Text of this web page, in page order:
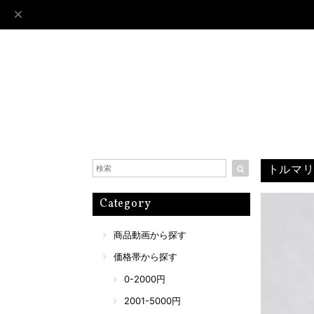
Category
商品動画から探す
価格帯から探す
0-2000円
2001-5000円
トルマ